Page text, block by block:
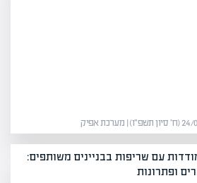
| מערכת אפיק
עם שריפות בבניינים משותפים:
ופתרונות